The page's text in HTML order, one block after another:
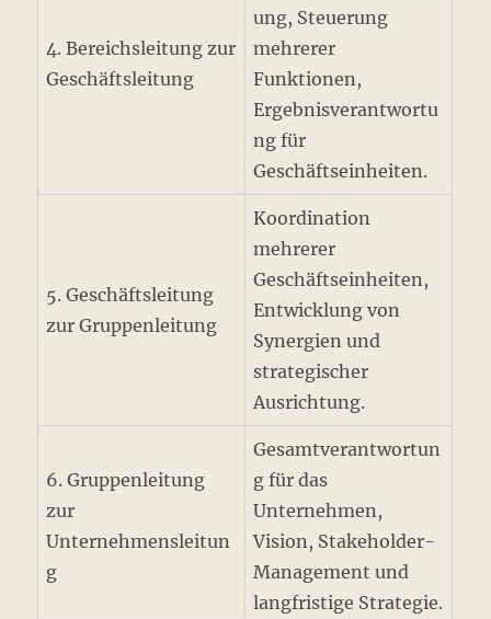
4. Bereichsleitung zur
Geschäftsleitung
ung, Steuerung
mehrerer
Funktionen,
Ergebnisverantwortu
ng für
Geschäftseinheiten.
5. Geschäftsleitung
zur Gruppenleitung
Koordination
mehrerer
Geschäftseinheiten,
Entwicklung von
Synergien und
strategischer
Ausrichtung.
6. Gruppenleitung
zur
Unternehmensleitun
g
Gesamtverantwortun
g für das
Unternehmen,
Vision, Stakeholder-
Management und
langfristige Strategie.